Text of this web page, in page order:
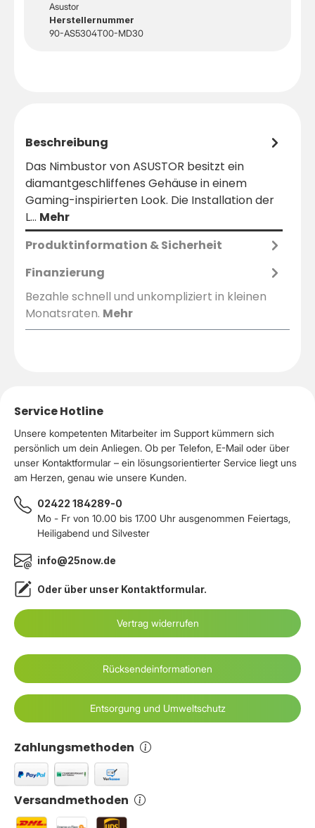
Asustor
Herstellernummer
90-AS5304T00-MD30
Beschreibung
Das Nimbustor von ASUSTOR besitzt ein
diamantgeschliffenes Gehäuse in einem
Gaming-inspirierten Look. Die Installation der
L… Mehr
Produktinformation & Sicherheit
Finanzierung
Bezahle schnell und unkompliziert in kleinen
Monatsraten. Mehr
Service Hotline
Unsere kompetenten Mitarbeiter im Support kümmern sich
persönlich um dein Anliegen. Ob per Telefon, E-Mail oder über
unser Kontaktformular – ein lösungsorientierter Service liegt uns
am Herzen, genau wie unsere Kunden.
02422 184289-0
Mo - Fr von 10.00 bis 17.00 Uhr ausgenommen Feiertags,
Heiligabend und Silvester
info@25now.de
Oder über unser Kontaktformular.
Vertrag widerrufen
Zahlungsmethoden
Versandmethoden
Rücksendeinformationen
Entsorgung und Umweltschutz